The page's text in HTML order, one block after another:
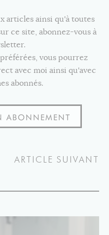
articles ainsi qu'à toutes
ce site, abonnez-vous à
vous pourrez
avec moi ainsi qu'avec
abonnés.
ABONNEMENT
ARTICLE SUIVANT